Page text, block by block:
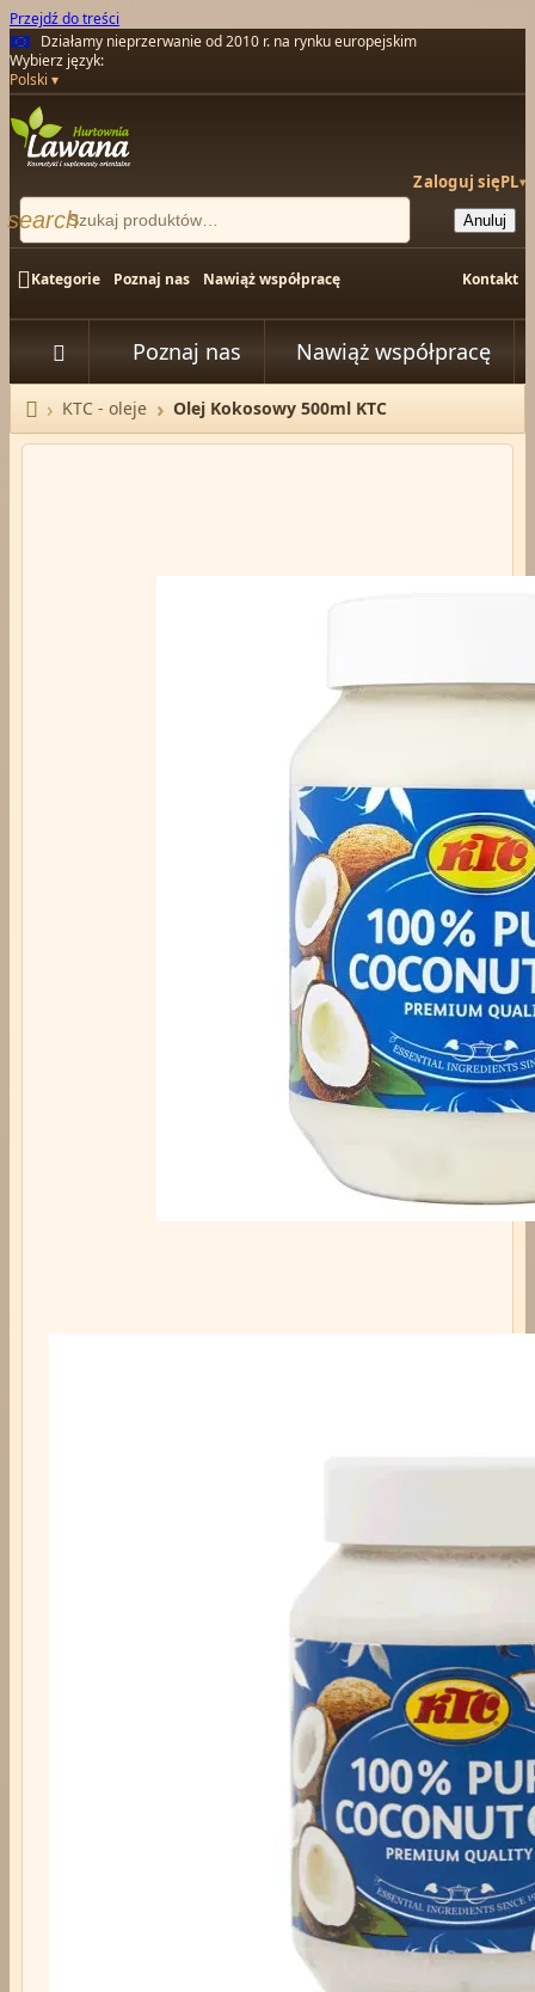
Przejdź do treści
Działamy nieprzerwanie od 2010 r. na rynku europejskim
Wybierz język:
Polski
Zaloguj sięPL▾
search Anuluj
Kategorie Poznaj nas Nawiąż współpracę Kontakt
 Poznaj nas Nawiąż współpracę

Strona główna
KTC - oleje Olej Kokosowy 500ml KTC